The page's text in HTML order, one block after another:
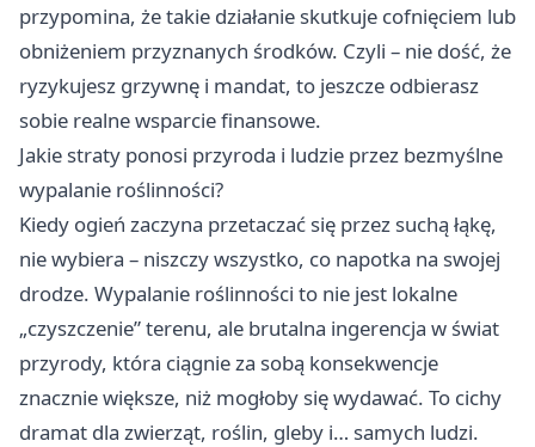
przypomina, że takie działanie skutkuje cofnięciem lub
obniżeniem przyznanych środków. Czyli – nie dość, że
ryzykujesz grzywnę i mandat, to jeszcze odbierasz
sobie realne wsparcie finansowe.
Jakie straty ponosi przyroda i ludzie przez bezmyślne
wypalanie roślinności?
Kiedy ogień zaczyna przetaczać się przez suchą łąkę,
nie wybiera – niszczy wszystko, co napotka na swojej
drodze. Wypalanie roślinności to nie jest lokalne
„czyszczenie” terenu, ale brutalna ingerencja w świat
przyrody, która ciągnie za sobą konsekwencje
znacznie większe, niż mogłoby się wydawać. To cichy
dramat dla zwierząt, roślin, gleby i… samych ludzi.